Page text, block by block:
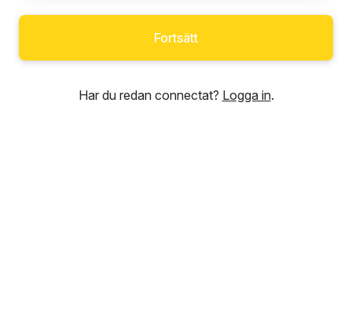
Fortsätt
Har du redan connectat? Logga in.